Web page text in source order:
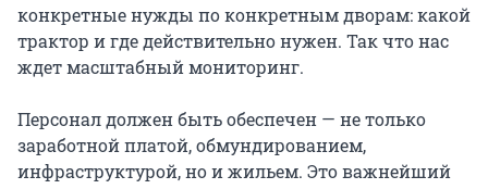
конкретные нужды по конкретным дворам: какой
трактор и где действительно нужен. Так что нас
ждет масштабный мониторинг.
Персонал должен быть обеспечен — не только
заработной платой, обмундированием,
инфраструктурой, но и жильем. Это важнейший